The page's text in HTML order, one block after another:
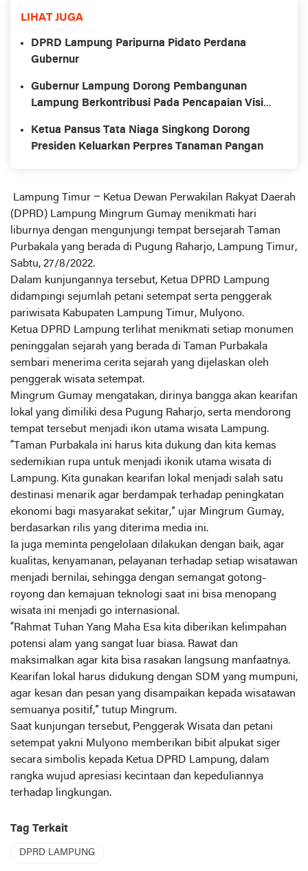
LIHAT JUGA
DPRD Lampung Paripurna Pidato Perdana
Gubernur
Gubernur Lampung Dorong Pembangunan
Lampung Berkontribusi Pada Pencapaian Visi
Ketua Pansus Tata Niaga Singkong Dorong
Presiden Keluarkan Perpres Tanaman Pangan
Lampung Timur – Ketua Dewan Perwakilan Rakyat Daerah
(DPRD) Lampung Mingrum Gumay menikmati hari
liburnya dengan mengunjungi tempat bersejarah Taman
Purbakala yang berada di Pugung Raharjo, Lampung Timur,
Sabtu, 27/8/2022.
Dalam kunjungannya tersebut, Ketua DPRD Lampung
didampingi sejumlah petani setempat serta penggerak
pariwisata Kabupaten Lampung Timur, Mulyono.
Ketua DPRD Lampung terlihat menikmati setiap monumen
peninggalan sejarah yang berada di Taman Purbakala
sembari menerima cerita sejarah yang dijelaskan oleh
penggerak wisata setempat.
Mingrum Gumay mengatakan, dirinya bangga akan kearifan
lokal yang dimiliki desa Pugung Raharjo, serta mendorong
tempat tersebut menjadi ikon utama wisata Lampung.
“Taman Purbakala ini harus kita dukung dan kita kemas
sedemikian rupa untuk menjadi ikonik utama wisata di
Lampung. Kita gunakan kearifan lokal menjadi salah satu
destinasi menarik agar berdampak terhadap peningkatan
ekonomi bagi masyarakat sekitar,” ujar Mingrum Gumay,
berdasarkan rilis yang diterima media ini.
Ia juga meminta pengelolaan dilakukan dengan baik, agar
kualitas, kenyamanan, pelayanan terhadap setiap wisatawan
menjadi bernilai, sehingga dengan semangat gotong-
royong dan kemajuan teknologi saat ini bisa menopang
wisata ini menjadi go internasional.
“Rahmat Tuhan Yang Maha Esa kita diberikan kelimpahan
potensi alam yang sangat luar biasa. Rawat dan
maksimalkan agar kita bisa rasakan langsung manfaatnya.
Kearifan lokal harus didukung dengan SDM yang mumpuni,
agar kesan dan pesan yang disampaikan kepada wisatawan
semuanya positif,” tutup Mingrum.
Saat kunjungan tersebut, Penggerak Wisata dan petani
setempat yakni Mulyono memberikan bibit alpukat siger
secara simbolis kepada Ketua DPRD Lampung, dalam
rangka wujud apresiasi kecintaan dan kepeduliannya
terhadap lingkungan.
Tag Terkait
DPRD LAMPUNG